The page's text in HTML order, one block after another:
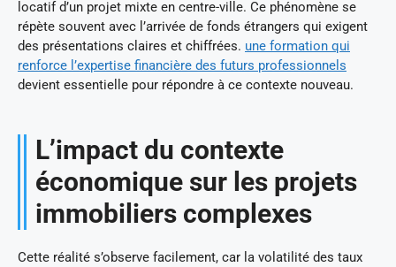
locatif d’un projet mixte en centre-ville. Ce phénomène se
répète souvent avec l’arrivée de fonds étrangers qui exigent
des présentations claires et chiffrées. une formation qui
renforce l’expertise financière des futurs professionnels
devient essentielle pour répondre à ce contexte nouveau.
L’impact du contexte
économique sur les projets
immobiliers complexes
Cette réalité s’observe facilement, car la volatilité des taux